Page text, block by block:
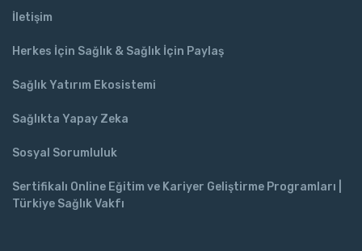
İletişim
Herkes İçin Sağlık & Sağlık İçin Paylaş
Sağlık Yatırım Ekosistemi
Sağlıkta Yapay Zeka
Sosyal Sorumluluk
Sertifikalı Online Eğitim ve Kariyer Geliştirme Programları |
Türkiye Sağlık Vakfı